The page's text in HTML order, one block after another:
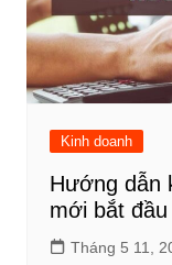
Kinh doanh
Hướng dẫn
mới bắt đầu
Tháng 5 11,